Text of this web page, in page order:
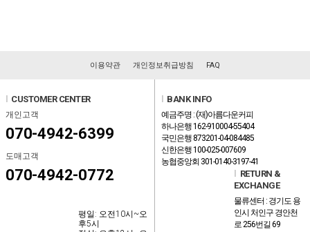
이용약관 개인정보취급방침 FAQ
CUSTOMER CENTER
개인고객
070-4942-6399
도매고객
070-4942-0772
평일: 오전10시~오
후5시
BANK INFO
예금주명 : (재)아름다운커피
하나은행 162-910004-55404
국민은행 873201-04-084485
신한은행 100-025-007609
농협중앙회 301-0140-3197-41
RETURN &
EXCHANGE
물류센터 : 경기도 용
인시 처인구 경안천
로 256번길 69